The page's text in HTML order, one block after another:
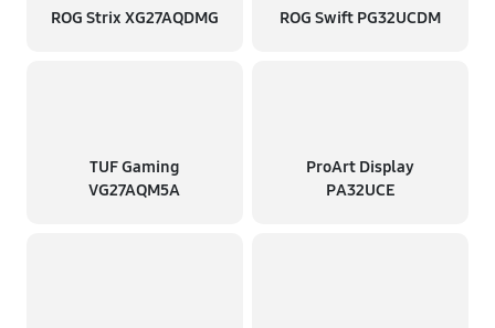
ROG Strix XG27AQDMG ROG Swift PG32UCDM
TUF Gaming
VG27AQM5A
ProArt Display
PA32UCE